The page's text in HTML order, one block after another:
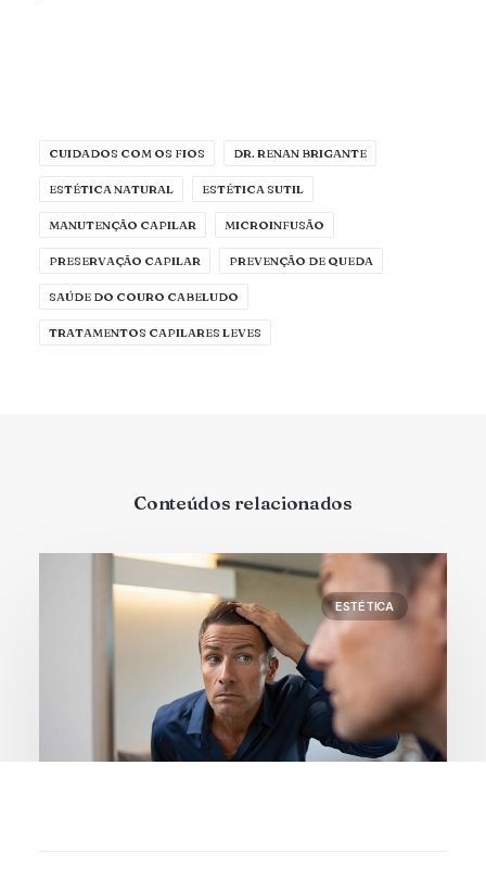
CUIDADOS COM OS FIOS DR. RENAN BRIGANTE
ESTÉTICA NATURAL ESTÉTICA SUTIL
MANUTENÇÃO CAPILAR MICROINFUSÃO
PRESERVAÇÃO CAPILAR PREVENÇÃO DE QUEDA
SAÚDE DO COURO CABELUDO
TRATAMENTOS CAPILARES LEVES
Conteúdos relacionados
ESTÉTICA